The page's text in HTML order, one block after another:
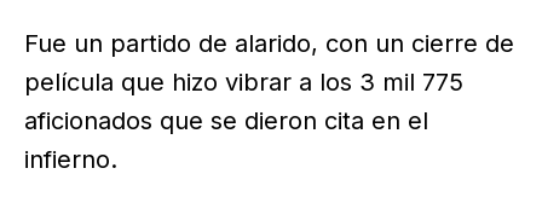
Fue un partido de alarido, con un cierre de
película que hizo vibrar a los 3 mil 775
aficionados que se dieron cita en el
infierno.